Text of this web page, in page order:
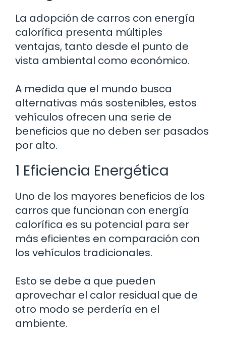
La adopción de carros con energía
calorífica presenta múltiples
ventajas, tanto desde el punto de
vista ambiental como económico.
A medida que el mundo busca
alternativas más sostenibles, estos
vehículos ofrecen una serie de
beneficios que no deben ser pasados
por alto.
1 Eficiencia Energética
Uno de los mayores beneficios de los
carros que funcionan con energía
calorífica es su potencial para ser
más eficientes en comparación con
los vehículos tradicionales.
Esto se debe a que pueden
aprovechar el calor residual que de
otro modo se perdería en el
ambiente.